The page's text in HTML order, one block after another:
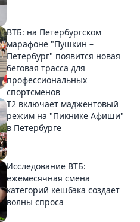
ВТБ: на Петербургском
марафоне "Пушкин –
Петербург" появится новая
беговая трасса для
профессиональных
спортсменов
Т2 включает маджентовый
режим на "Пикнике Афиши"
в Петербурге
Исследование ВТБ:
ежемесячная смена
категорий кешбэка создает
волны спроса